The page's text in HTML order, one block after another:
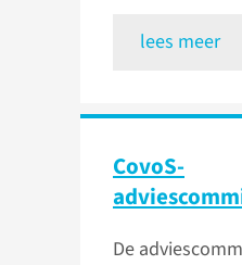
lees meer
CovoS-
De